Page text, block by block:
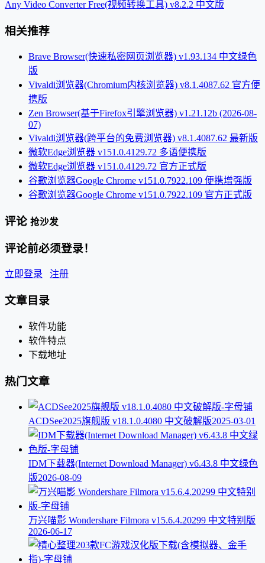
Any Video Converter Free(视频转换工具) v8.2.2 中文版
相关推荐
Brave Browser(快速私密网页浏览器) v1.93.134 中文绿色
版
Vivaldi浏览器(Chromium内核浏览器) v8.1.4087.62 官方便
携版
Zen Browser(基于Firefox引擎浏览器) v1.21.12b (2026-08-
07)
Vivaldi浏览器(跨平台的免费浏览器) v8.1.4087.62 最新版
微软Edge浏览器 v151.0.4129.72 多语便携版
微软Edge浏览器 v151.0.4129.72 官方正式版
谷歌浏览器Google Chrome v151.0.7922.109 便携增强版
谷歌浏览器Google Chrome v151.0.7922.109 官方正式版
评论 抢沙发
评论前必须登录！
立即登录 注册
文章目录
软件功能
软件特点
下载地址
热门文章
ACDSee2025旗舰版 v18.1.0.4080 中文破解版2025-03-01
IDM下载器(Internet Download Manager) v6.43.8 中文绿色
版2026-08-09
万兴喵影 Wondershare Filmora v15.6.4.20299 中文特别版
2026-06-17